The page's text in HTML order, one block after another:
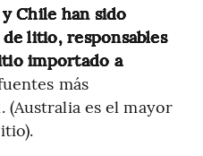
Chile han sido
litio, responsables
importado a
más
(Australia es el mayor